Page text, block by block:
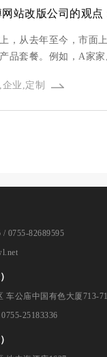
的设计更为空间增添
此外，一个精巧设计的
不仅节省了空间，而
了收纳需求，又确保
智慧，也彰显了居住
站改版公司的观点
，从去年至今，市面
品套餐。例如，A家
制家具按投影面积计
足的、行为不正的企
业,定制
/ 0755-82689595
车公庙中国有色大厦713-
25183336